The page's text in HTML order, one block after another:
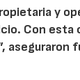
y
Con esta
aseguraron